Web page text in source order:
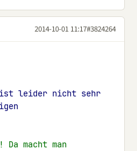
2014-10-01 11:17#3824264
ist leider nicht sehr
macht man